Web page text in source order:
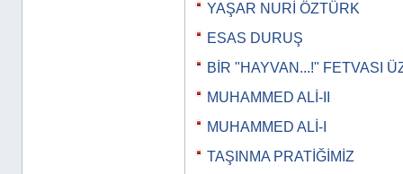
YAŞAR NURİ ÖZTÜRK
ESAS DURUŞ
BİR "HAYVAN...!" FETVASI
MUHAMMED ALİ-II
MUHAMMED ALİ-I
TAŞINMA PRATİĞİMİZ